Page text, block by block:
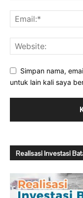
Simpan nama,
untuk lain kali saya
Realisasi Investasi